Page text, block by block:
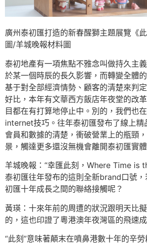
廣州泰初匯打造的新春醒獅主題展覽《
圖/羊城晚報材料圖
泰初地產有一項焦點不雅念叫做持久主
於某一個時辰的長久影響，而轉變全體
基于對全部經濟情勢、顧客的清楚來判
好比，本年有文華西方飯店年夜堂的改
目都在有打算地停止中。別的，我們也
internet技巧。往年泰初匯發布了線上精
會員和數據的清楚，衝破營業上的瓶頸
景，觸達更多還沒無機會離開泰初匯實
羊城晚報：“幸匯此刻，Where Time is
泰初匯往年發布的這則全新brand口號
初匯十年成長之間的聯絡接觸呢？
黃瑛：十來年前的周遭的狀況跟明天比
的，這也印證了粵港澳年夜灣區的飛速成
“此刻”意味著顛末在噴鼻港數十年的辛